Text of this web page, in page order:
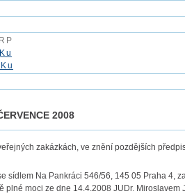
2008
zakázkách, ve znění pozdějších
sídlem Na Pankráci 546/56, 145 05 Praha 4,
moci ze dne 14.4.2008 JUDr. Miroslavem